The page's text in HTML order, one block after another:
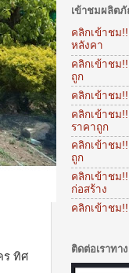
ร ทิศ
เข้าชมผลิต
คลิกเข้าชม
หลังคา
คลิกเข้าชม
ถูก
คลิกเข้าชม
คลิกเข้าชม
ราคาถูก
คลิกเข้าชม
ถูก
คลิกเข้าชม
ก่อสร้าง
คลิกเข้าชม
ติดต่อเราทา